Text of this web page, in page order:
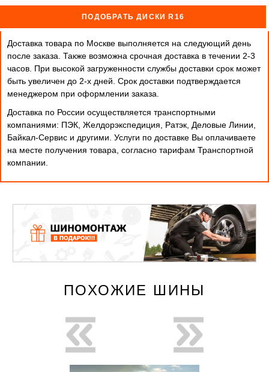
ПОДОБРАТЬ ДИСКИ R16
Доставка товара по Москве выполняется на следующий день
после заказа. Также возможна срочная доставка в течении 2-3
часов. При высокой загруженности службы доставки срок может
быть увеличен до 2-х дней. Cрок доставки подтверждается
менеджером при оформлении заказа.
Доставка по России осуществляется транспортными
компаниями: ПЭК, Желдорэкспедиция, Ратэк, Деловые Линии,
Байкал-Сервис и другими. Услуги по доставке Вы оплачиваете
на месте получения товара, согласно тарифам Транспортной
компании.
ПОХОЖИЕ ШИНЫ